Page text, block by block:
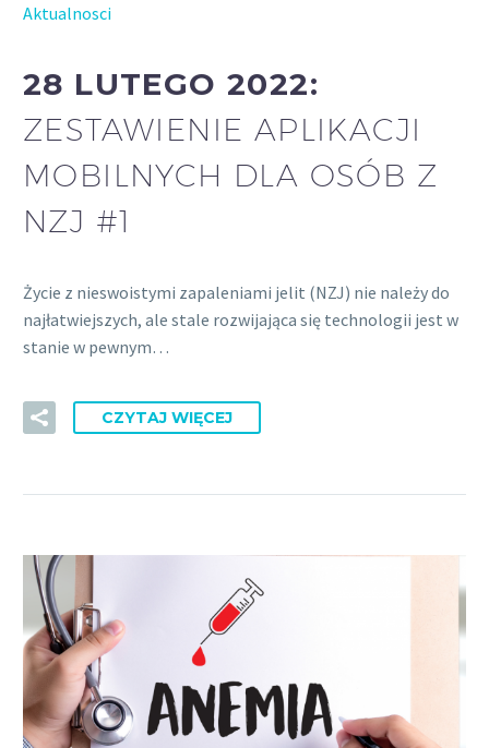
Aktualnosci
28 LUTEGO 2022:
ZESTAWIENIE APLIKACJI
MOBILNYCH DLA OSÓB Z
NZJ #1
Życie z nieswoistymi zapaleniami jelit (NZJ) nie należy do
najłatwiejszych, ale stale rozwijająca się technologii jest w
stanie w pewnym…
CZYTAJ WIĘCEJ